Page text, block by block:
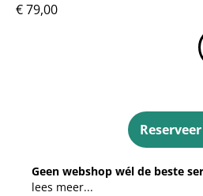
€79,00
Geen webshop wél de beste
lees meer...